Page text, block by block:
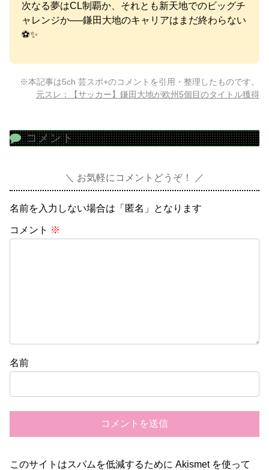
次なる夢はCL制覇か、それとも新天地でのビッグチ
ャレンジか──鎌田大地のキャリアはまだ終わらない
⚽✨
※本記事は5ch 芸スポ+のコメントを引用・整理したものです。
元スレ：【サッカー】鎌田大地が欧州5個目のタイトル獲得
コメント
お気軽にコメントどうぞ！
名前を入力しない場合は「匿名」となります
コメント ※
名前
このサイトはスパムを低減するために Akismet を使って